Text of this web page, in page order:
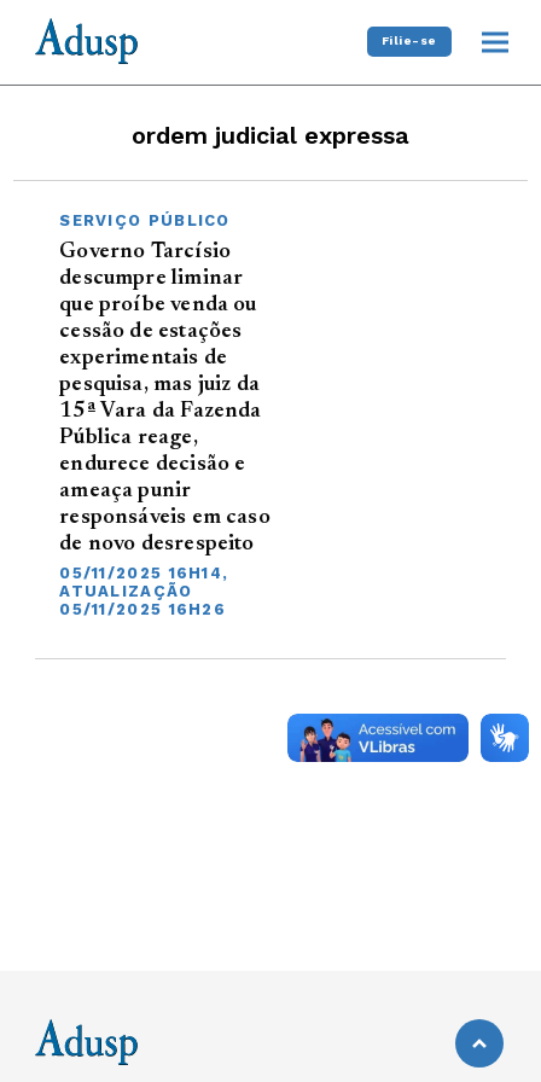
Filie-se
ordem judicial expressa
SERVIÇO PÚBLICO
Governo Tarcísio
descumpre liminar
que proíbe venda ou
cessão de estações
experimentais de
pesquisa, mas juiz da
15ª Vara da Fazenda
Pública reage,
endurece decisão e
ameaça punir
responsáveis em caso
de novo desrespeito
05/11/2025 16H14,
ATUALIZAÇÃO
05/11/2025 16H26